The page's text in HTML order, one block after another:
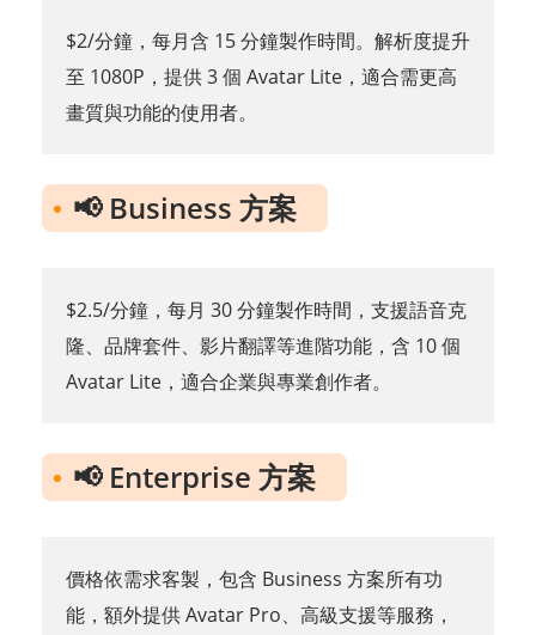
$2/分鐘，每月含 15 分鐘製作時間。解析度提升
至 1080P，提供 3 個 Avatar Lite，適合需更高
畫質與功能的使用者。
📢 Business 方案
$2.5/分鐘，每月 30 分鐘製作時間，支援語音克
隆、品牌套件、影片翻譯等進階功能，含 10 個
Avatar Lite，適合企業與專業創作者。
📢 Enterprise 方案
價格依需求客製，包含 Business 方案所有功
能，額外提供 Avatar Pro、高級支援等服務，